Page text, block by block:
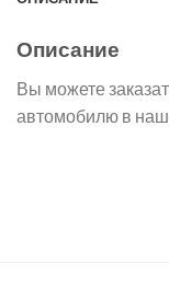
Описание
Вы можете
автомобилю в